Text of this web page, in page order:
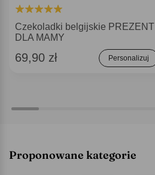
Czekoladki belgijskie PREZENT
DLA MAMY
69,90 zł Personalizuj
Proponowane kategorie